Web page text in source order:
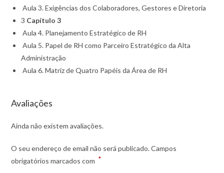
Aula 3. Exigências dos Colaboradores, Gestores e Diretoria
3 Capítulo 3
Aula 4. Planejamento Estratégico de RH
Aula 5. Papel de RH como Parceiro Estratégico da Alta
Administração
Aula 6. Matriz de Quatro Papéis da Área de RH
Avaliações
Ainda não existem avaliações.
O seu endereço de email não será publicado. Campos
obrigatórios marcados com *